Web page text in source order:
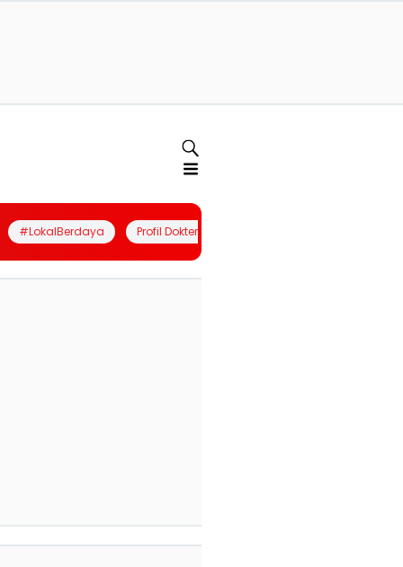
#LokalBerdaya Profil Dokter